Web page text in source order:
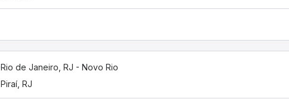
Rio de Janeiro, RJ - Novo Rio
Piraí, RJ